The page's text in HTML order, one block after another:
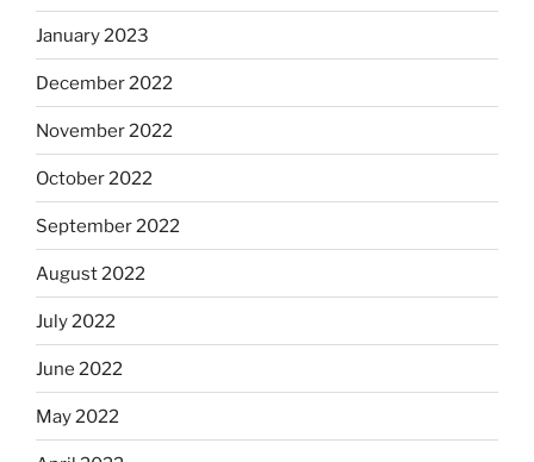
January 2023
December 2022
November 2022
October 2022
September 2022
August 2022
July 2022
June 2022
May 2022